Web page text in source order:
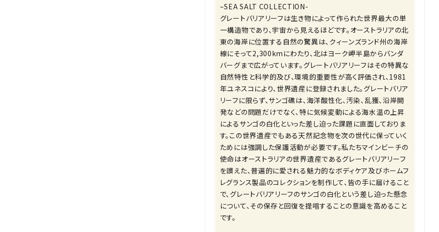
–SEA SALT COLLECTION-
グレートバリアリーフは生き物によって作られた世界最大の単
一構造物であり、宇宙から見えるほどです。オーストラリアの北
東の海岸に位置する自然の驚異は、クィーンズランド州の海岸
線にそって2,300kmにわたり、北はヨーク岬半島からバンダ
バーグまで広がっています。グレートバリアリーフはその特異な
自然特性と科学的及び、環境的重要性が高く評価され、1981
年ユネスコにより、世界遺産に登録されました。グレートバリア
リーフに限らず、サンゴ礁は、海洋酸性化、汚染、乱獲、沿岸開
発などの問題だけでなく、特に気候変動による海水温の上昇
によるサンゴの白化といった差し迫った課題に直面しておりま
す。この世界遺産でもある天然記念物を次の世代に保っていく
ためには強調した保護活動が必要です。私たちマインビーチの
使命はオーストラリアの世界遺産であるグレートバリアリーフ
を讃えた、普遍的に愛される魅力的なボディケア及びホームフ
レグランス製品のコレクションを制作して、皆の手に届けること
で、グレートバリアリーフのサンゴの白化という差し迫った懸念
について、その保存と回復を提唱することの意識を高めること
です。